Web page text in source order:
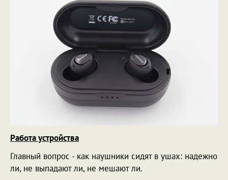
Работа устройства
Главный вопрос - как наушники сидят в ушах: надежно
ли, не выпадают ли, не мешают ли.